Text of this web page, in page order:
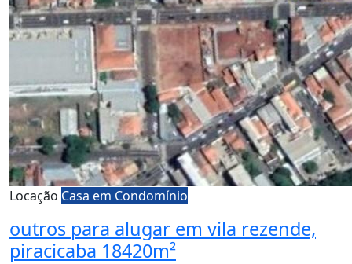
Locação Casa em Condomínio
outros para alugar em vila rezende,
piracicaba 18420m²